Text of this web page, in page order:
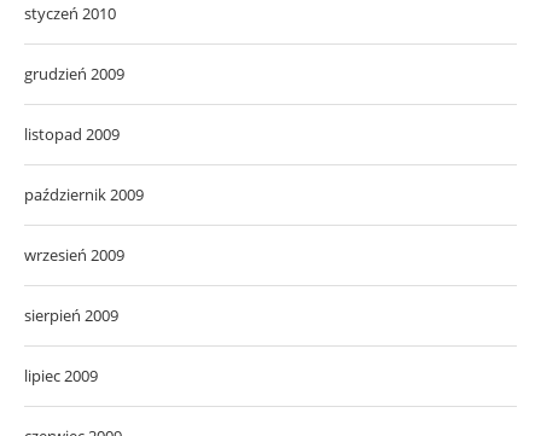
styczeń 2010
grudzień 2009
listopad 2009
październik 2009
wrzesień 2009
sierpień 2009
lipiec 2009